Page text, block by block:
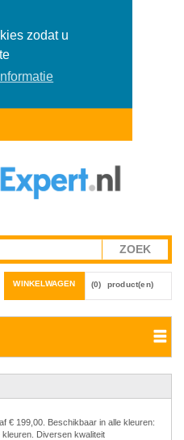
zodat u
WINKELWAGEN (0) product(en)
€ 199,00. Beschikbaar in alle kleuren:
Diversen kwaliteit